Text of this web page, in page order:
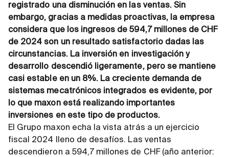
registrado una disminución en las ventas. Sin
embargo, gracias a medidas proactivas, la empresa
considera que los ingresos de 594,7 millones de CHF
de 2024 son un resultado satisfactorio dadas las
circunstancias. La inversión en investigación y
desarrollo descendió ligeramente, pero se mantiene
casi estable en un 8%. La creciente demanda de
sistemas mecatrónicos integrados es evidente, por
lo que maxon está realizando importantes
inversiones en este tipo de productos.
El Grupo maxon echa la vista atrás a un ejercicio
fiscal 2024 lleno de desafíos. Las ventas
descendieron a 594,7 millones de CHF (año anterior: